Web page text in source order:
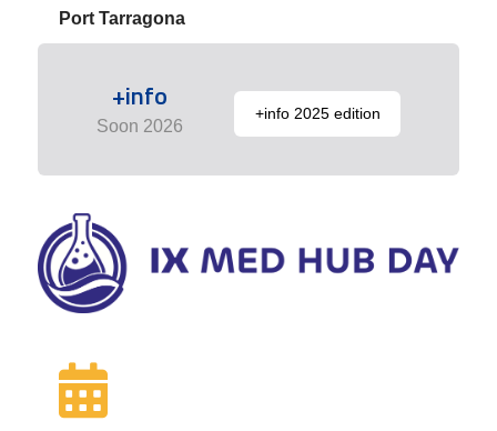
Port Tarragona
+info
Soon 2026
+info 2025 edition